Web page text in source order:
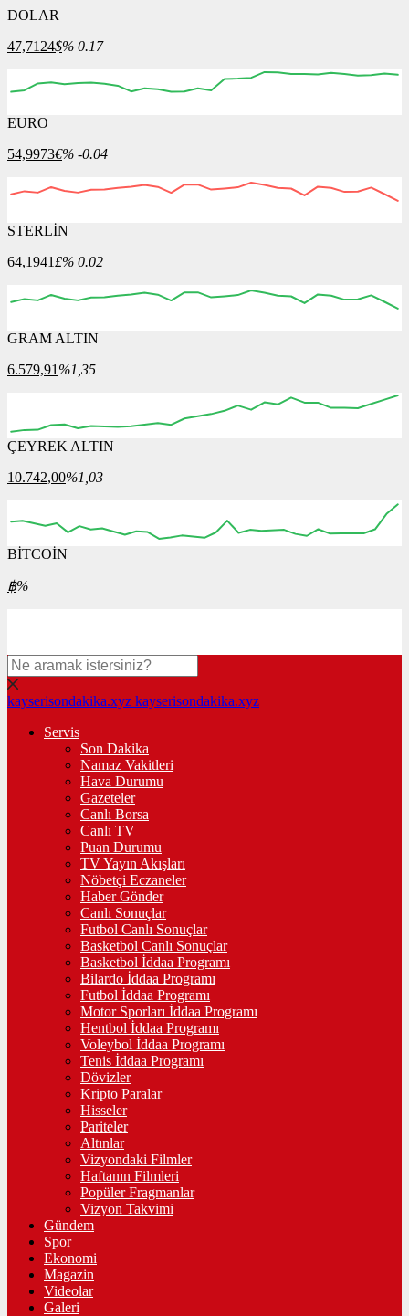
DOLAR
47,7124$% 0.17
EURO
54,9973€% -0.04
04:00
STERLİN
64,1941£% 0.02
04:00
GRAM ALTIN
6.579,91 %1,35
04:00
ÇEYREK ALTIN
10.742,00%1,03
00:00
BİTCOİN
฿%
kayserisondakika.xyz kayserisondakika.xyz
Servis
Son Dakika
Namaz Vakitleri
Hava Durumu
Gazeteler
Canlı Borsa
Canlı TV
Puan Durumu
TV Yayın Akışları
Nöbetçi Eczaneler
Haber Gönder
Canlı Sonuçlar
Futbol Canlı Sonuçlar
Basketbol Canlı Sonuçlar
Basketbol İddaa Programı
Bilardo İddaa Programı
Futbol İddaa Programı
Motor Sporları İddaa Programı
Hentbol İddaa Programı
Voleybol İddaa Programı
Tenis İddaa Programı
Dövizler
Kripto Paralar
Hisseler
Pariteler
Altınlar
Vizyondaki Filmler
Haftanın Filmleri
Popüler Fragmanlar
Vizyon Takvimi
Gündem
Spor
Ekonomi
Magazin
Videolar
Galeri